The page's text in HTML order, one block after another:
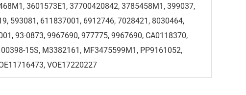
3601573E1, 37700420842, 3785458M1, 399037,
593081, 611837001, 6912746, 7028421, 8030464,
93-0873, 9967690, 977775, 9967690, CA0118370,
15S, M3382161, MF3475599M1, PP9161052,
VOE17220227